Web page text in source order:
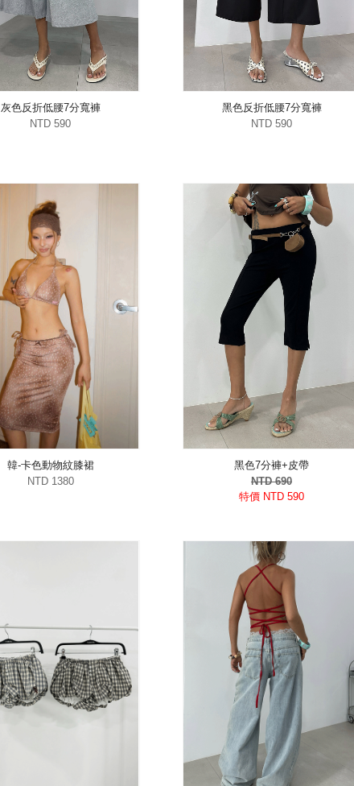
灰色反折低腰7分寬褲
NTD 590
黑色反折低腰7分寬褲
NTD 590
韓-卡色動物紋膝裙
NTD 1380
黑色7分褲+皮帶
NTD 690
特價 NTD 590